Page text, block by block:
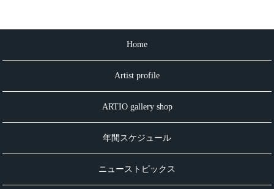
Home
Artist profile
ARTIO gallery shop
年間スケジュール
ニューストピックス